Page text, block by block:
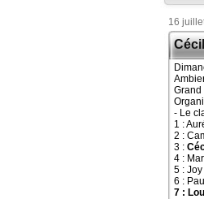
16
Grand
- Le
1 :
2 :
3 :
4 :
5 :
6 :
7 :